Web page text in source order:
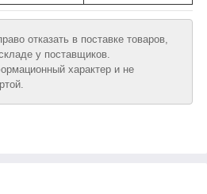
отказать в поставке товаров,
у поставщиков.
характер и не